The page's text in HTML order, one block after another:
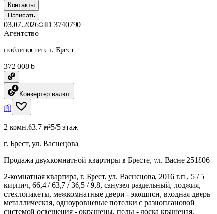
Контакты
Написать
03.07.2026 ID 3740790
Агентство
поблизости с г. Брест
372 008 ƃ
Конвертер валют
2 комн.63.7 м²5/5 этаж
г. Брест, ул. Васнецова
Продажа двухкомнатной квартиры в Бресте, ул. Васне 251806
2-комнатная квартира, г. Брест, ул. Васнецова, 2016 г.п., 5 / 5
кирпич, 66,4 / 63,7 / 36,5 / 9,8, санузел раздельный, лоджия,
стеклопакеты, межкомнатные двери - экошпон, входная дверь
металлическая, одноуровневые потолки с разноплановой
системой освещения - окрашены, полы - доска крашеная,